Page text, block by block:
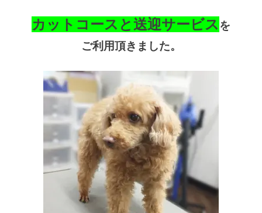
カットコースと送迎サービス を
ご利用頂きました。